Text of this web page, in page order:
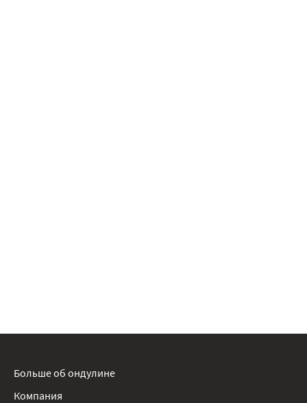
Больше об ондулине
Компания